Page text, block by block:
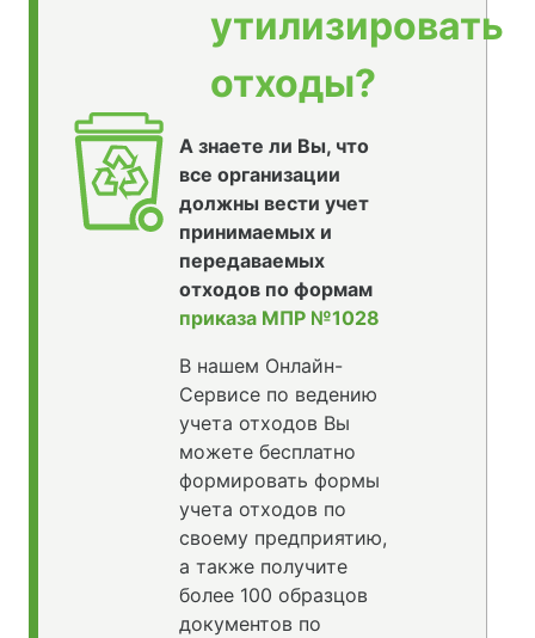
утилизировать
отходы?
А знаете ли Вы, что
все организации
должны вести учет
принимаемых и
передаваемых
отходов по формам
приказа МПР №1028
В нашем Онлайн-
Сервисе по ведению
учета отходов Вы
можете бесплатно
формировать формы
учета отходов по
своему предприятию,
а также получите
более 100 образцов
документов по